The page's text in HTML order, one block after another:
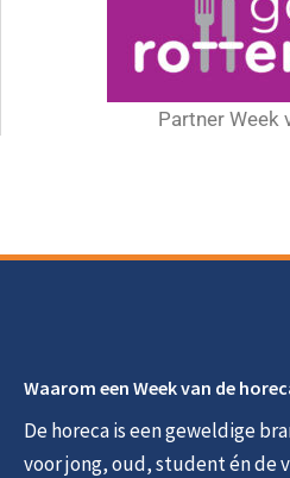
Partner Week
Waarom een Week van de
De horeca is een geweldige
voor jong, oud, student én de